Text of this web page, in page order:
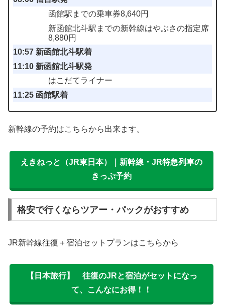
函館駅までの乗車券8,640円
新函館北斗駅までの新幹線はやぶさの指定席
8,880円
10:57 新函館北斗駅着
11:10 新函館北斗駅発
はこだてライナー
11:25 函館駅着
新幹線の予約はこちらから出来ます。
えきねっと（JR東日本）｜新幹線・JR特急列車の
きっぷ予約
格安で行くならツアー・パックがおすすめ
JR新幹線往復＋宿泊セットプランはこちらから
【日本旅行】 往復のJRと宿泊がセットになっ
て、こんなにお得！！